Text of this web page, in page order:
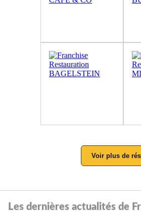
Voir plus de
Les dernières actualités de